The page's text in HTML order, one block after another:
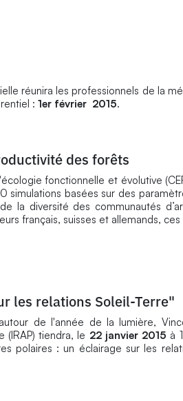
réunira les professionnels de la
: 1er février 2015.
des forêts
fonctionnelle et évolutive
simulations basées sur des
la diversité des communautés
français, suisses et allemands, ces
les relations Soleil-Terre"
de l'année de la lumière,
(IRAP) tiendra, le 22 janvier 2015 à
polaires : un éclairage sur les